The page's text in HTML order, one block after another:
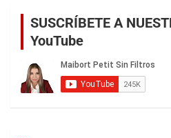
SUSCRÍBETE A
YouTube